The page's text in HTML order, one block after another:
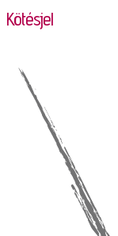
Kötésjel